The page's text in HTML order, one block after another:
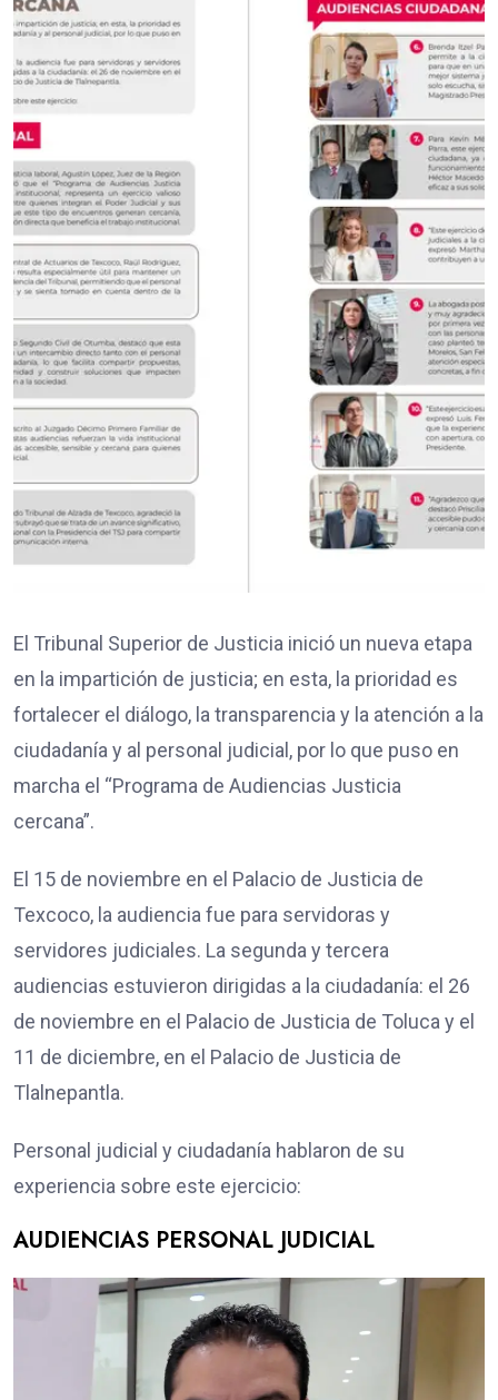
El Tribunal Superior de Justicia inició un nueva etapa
en la impartición de justicia; en esta, la prioridad es
fortalecer el diálogo, la transparencia y la atención a la
ciudadanía y al personal judicial, por lo que puso en
marcha el “Programa de Audiencias Justicia
cercana”.
El 15 de noviembre en el Palacio de Justicia de
Texcoco, la audiencia fue para servidoras y
servidores judiciales. La segunda y tercera
audiencias estuvieron dirigidas a la ciudadanía: el 26
de noviembre en el Palacio de Justicia de Toluca y el
11 de diciembre, en el Palacio de Justicia de
Tlalnepantla.
Personal judicial y ciudadanía hablaron de su
experiencia sobre este ejercicio:
AUDIENCIAS PERSONAL JUDICIAL